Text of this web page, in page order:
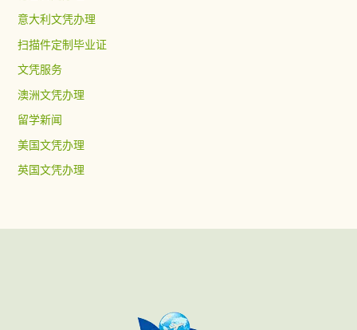
意大利文凭办理
扫描件定制毕业证
文凭服务
澳洲文凭办理
留学新闻
美国文凭办理
英国文凭办理